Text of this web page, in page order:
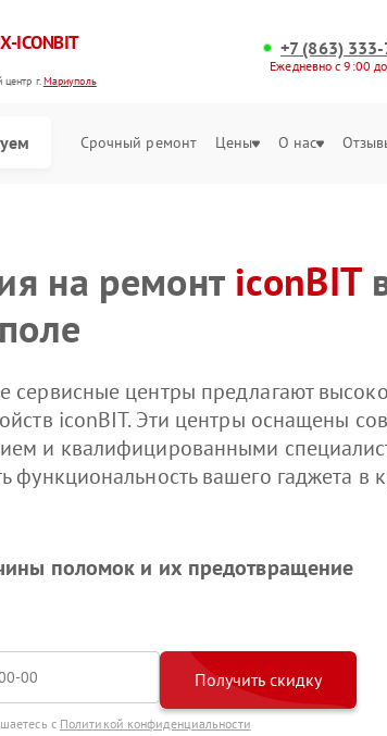
ICONBIT
г.Мариуполь
+7 (863)
Ежедневно с 9:00
Срочный ремонт Цены О нас
на ремонт iconBIT
сервисные центры предлагают
iconBIT. Эти центры оснащены
и квалифицированными
функциональность вашего гаджета в
поломок и их предотвращение
Получить скидку
с Политикой конфиденциальности